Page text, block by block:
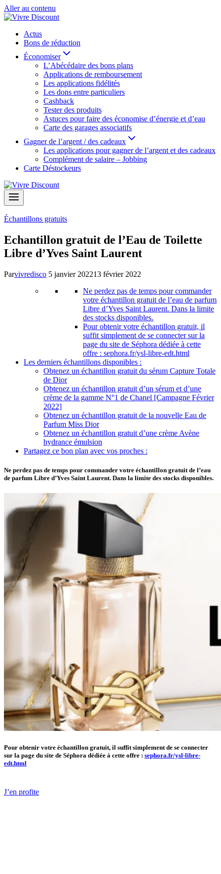
Aller au contenu
Actus
Bons de réduction
Économiser
L’Abécédaire des bons plans
Applications de remboursement
Les applications fidélités
Les dons entre particuliers
Cashback
Tester des produits
Astuces pour faire des économise d’énergie et d’eau
Carte des garages associatifs
Gagner de l’argent / des cadeaux
Les applications pour gagner de l’argent et des cadeaux
Complément de salaire – Jobbing
Carte Déstockeurs
Échantillons gratuits
Echantillon gratuit de l’Eau de Toilette
Libre d’Yves Saint Laurent
Parvivredisco 5 janvier 202213 février 2022
Ne perdez pas de temps pour commander
votre échantillon gratuit de l’eau de parfum
Libre d’Yves Saint Laurent. Dans la limite
des stocks disponibles.
Pour obtenir votre échantillon gratuit, il
suffit simplement de se connecter sur la
page du site de Séphora dédiée à cette
offre : sephora.fr/ysl-libre-edt.html
Les derniers échantillons disponibles :
Obtenez un échantillon gratuit du sérum Capture Totale
de Dior
Obtenez un échantillon gratuit d’un sérum et d’une
crème de la gamme N°1 de Chanel [Campagne Février
2022]
Obtenez un échantillon gratuit de la nouvelle Eau de
Parfum Miss Dior
Obtenez un échantillon gratuit d’une crème Avène
hydrance émulsion
Partagez ce bon plan avec vos proches :
Ne perdez pas de temps pour commander votre échantillon gratuit de l’eau
de parfum Libre d’Yves Saint Laurent. Dans la limite des stocks disponibles.
Pour obtenir votre échantillon gratuit, il suffit simplement de se connecter
sur la page du site de Séphora dédiée à cette offre : sephora.fr/ysl-libre-
edt.html
J’en profite